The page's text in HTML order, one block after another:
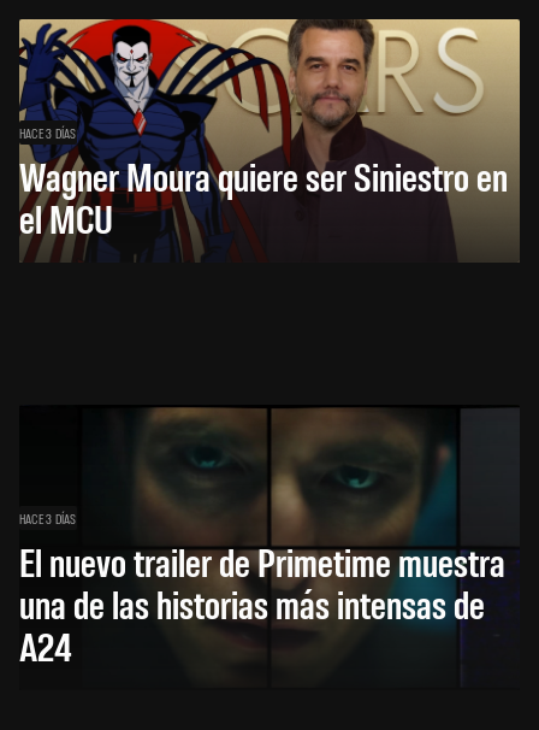
HACE 3 DÍAS
Wagner Moura quiere ser Siniestro en
el MCU
HACE 3 DÍAS
El nuevo trailer de Primetime muestra
una de las historias más intensas de
A24